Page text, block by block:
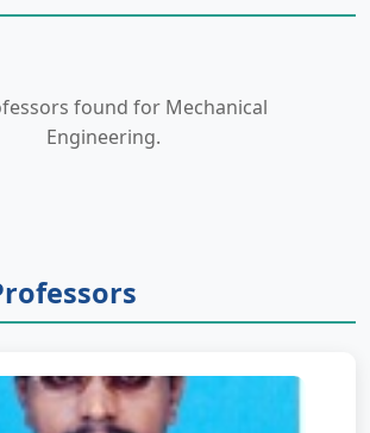
found for Mechanical
Engineering.